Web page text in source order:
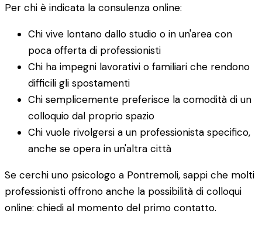
Per chi è indicata la consulenza online:
Chi vive lontano dallo studio o in un'area con
poca offerta di professionisti
Chi ha impegni lavorativi o familiari che rendono
difficili gli spostamenti
Chi semplicemente preferisce la comodità di un
colloquio dal proprio spazio
Chi vuole rivolgersi a un professionista specifico,
anche se opera in un'altra città
Se cerchi uno psicologo a Pontremoli, sappi che molti
professionisti offrono anche la possibilità di colloqui
online: chiedi al momento del primo contatto.